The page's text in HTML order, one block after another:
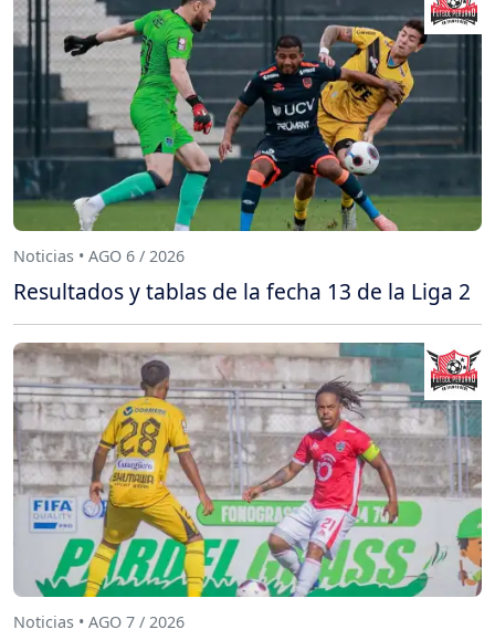
Noticias • AGO 6 / 2026
Resultados y tablas de la fecha 13 de la Liga 2
Noticias • AGO 7 / 2026